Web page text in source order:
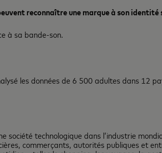
reconnaître une marque à son identité
à sa bande-son.
les données de 6 500 adultes dans 12
société technologique dans l’industrie
commerçants, autorités publiques et